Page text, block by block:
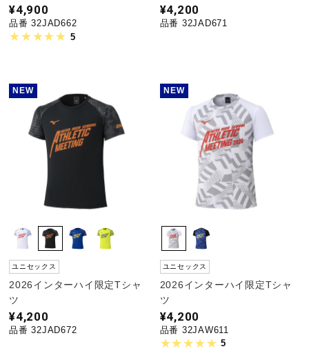
¥4,900
品番 32JAD662
5
¥4,200
品番 32JAD671
NEW
ユニセックス
2026インターハイ限定Tシャ
ツ
¥4,200
品番 32JAD672
NEW
ユニセックス
2026インターハイ限定Tシャ
ツ
¥4,200
品番 32JAW611
5